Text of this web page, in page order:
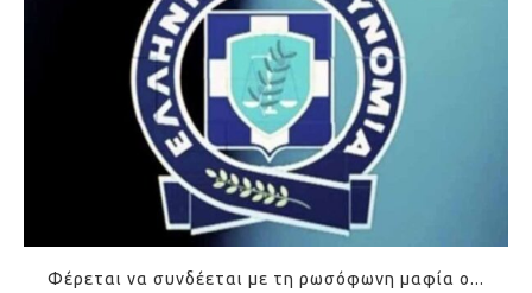
Φέρεται να συνδέεται με τη ρωσόφωνη μαφία ο...